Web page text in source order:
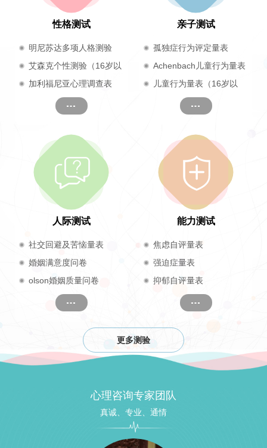
性格测试
明尼苏达多项人格测验
（17岁及以上）
艾森克个性测验（16岁以
上成人）
加利福尼亚心理调查表
亲子测试
孤独症行为评定量表
Achenbach儿童行为量表
儿童行为量表（16岁以
人际测试
社交回避及苦恼量表
婚姻满意度问卷
olson婚姻质量问卷
能力测试
焦虑自评量表
强迫症量表
抑郁自评量表
更多测验
心理咨询专家团队
真诚、专业、通情